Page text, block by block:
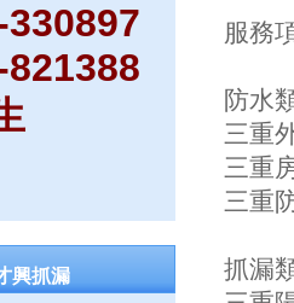
興抓漏
服務
防水
三重
三重
三重
抓漏